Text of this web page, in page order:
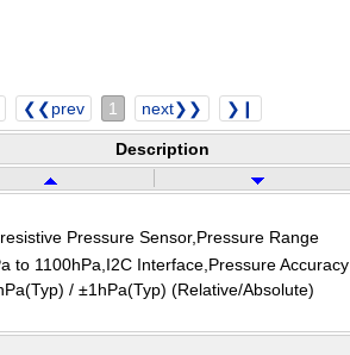
❮❮prev 1 next❯❯ ❯❙
Description
Pressure Sensor,Pressure Range
to 1100hPa,I2C Interface,Pressure Accuracy
/ ±1hPa(Typ) (Relative/Absolute)